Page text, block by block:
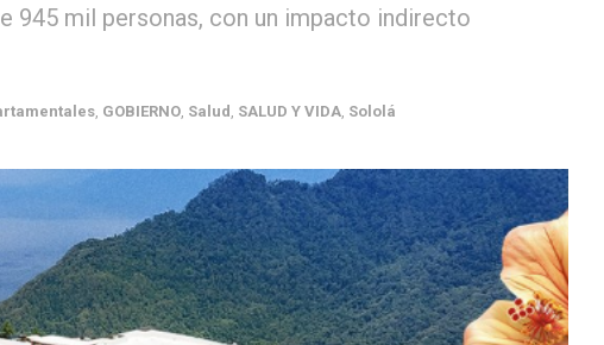
945 mil personas, con un impacto indirecto
GOBIERNO Salud SALUD Y VIDA Sololá